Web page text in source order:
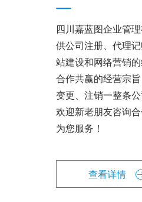
四川嘉蓝图企业管
供公司注册、代理
站建设和网络营销
合作共赢的经营宗
变更、注销一整条
欢迎新老朋友咨询
为您服务！
查看详情